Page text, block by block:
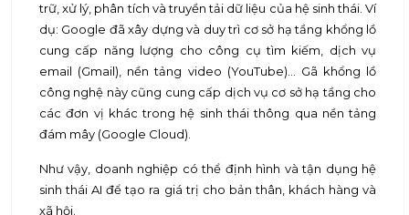
trữ, xử lý, phân tích và truyền tải dữ liệu của hệ sinh thái. Ví
dụ: Google đã xây dựng và duy trì cơ sở hạ tầng khổng lồ
cung cấp năng lượng cho công cụ tìm kiếm, dịch vụ
email (Gmail), nền tảng video (YouTube)... Gã khổng lồ
công nghệ này cũng cung cấp dịch vụ cơ sở hạ tầng cho
các đơn vị khác trong hệ sinh thái thông qua nền tảng
đám mây (Google Cloud).
Như vậy, doanh nghiệp có thể định hình và tận dụng hệ
sinh thái AI để tạo ra giá trị cho bản thân, khách hàng và
xã hội.